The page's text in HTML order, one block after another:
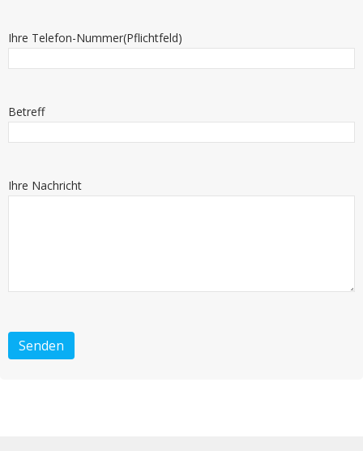
Ihre Telefon-Nummer(Pflichtfeld)
Betreff
Ihre Nachricht